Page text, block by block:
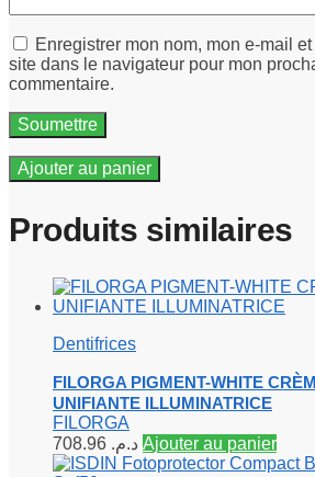
Enregistrer mon nom, mon e-mail et
site dans le navigateur pour mon
commentaire.
Ajouter au panier
Produits similaires
Dentifrices
FILORGA PIGMENT-WHITE
UNIFIANTE ILLUMINATRICE
FILORGA
د.م. Ajouter au panier